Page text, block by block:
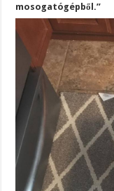
mosogatógépből.”